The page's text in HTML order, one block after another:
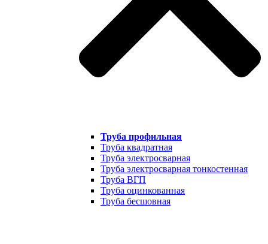
Труба профильная
Труба квадратная
Труба электросварная
Труба электросварная тонкостенная
Труба ВГП
Труба оцинкованная
Труба бесшовная